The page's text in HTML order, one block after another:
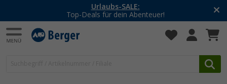
Urlaubs-SALE:
Top-Deals für dein Abenteuer!